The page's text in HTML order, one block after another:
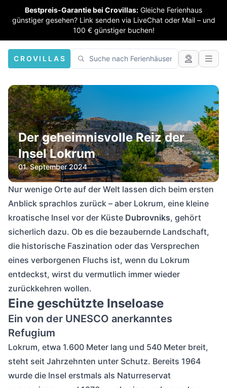
Bestpreis-Garantie bei Crovillas: Gleiche Ferienhaus
günstiger gesehen? Link senden via LiveChat oder Mail – und
100 € günstiger buchen!
CROVILLAS
Der geheimnisvolle Reiz der
Insel Lokrum
01. September 2024
Nur wenige Orte auf der Welt lassen dich beim ersten
Anblick sprachlos zurück – aber Lokrum, eine kleine
kroatische Insel vor der Küste Dubrovniks, gehört
sicherlich dazu. Ob es die bezaubernde Landschaft,
die historische Faszination oder das Versprechen
eines verborgenen Fluchs ist, wenn du Lokrum
entdeckst, wirst du vermutlich immer wieder
zurückkehren wollen.
Eine geschützte Inseloase
Ein von der UNESCO anerkanntes
Refugium
Lokrum, etwa 1.600 Meter lang und 540 Meter breit,
steht seit Jahrzehnten unter Schutz. Bereits 1964
wurde die Insel erstmals als Naturreservat